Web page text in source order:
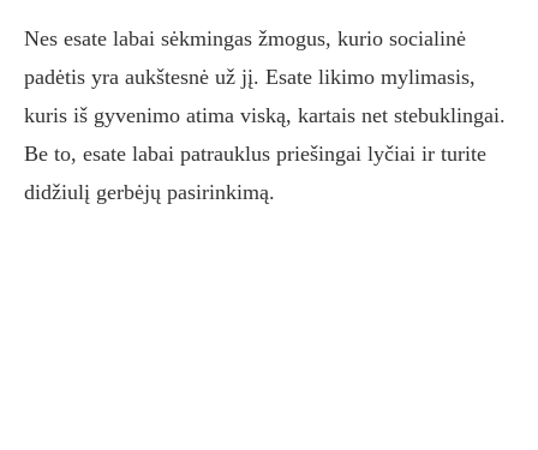
Nes esate labai sėkmingas žmogus, kurio socialinė
padėtis yra aukštesnė už jį. Esate likimo mylimasis,
kuris iš gyvenimo atima viską, kartais net stebuklingai.
Be to, esate labai patrauklus priešingai lyčiai ir turite
didžiulį gerbėjų pasirinkimą.